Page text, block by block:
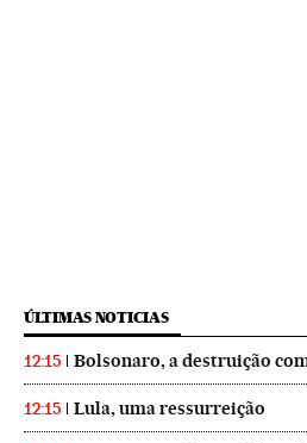
ÚLTIMAS NOTICIAS
12:15 Bolsonaro, a destruição
12:15 Lula, uma ressurreição